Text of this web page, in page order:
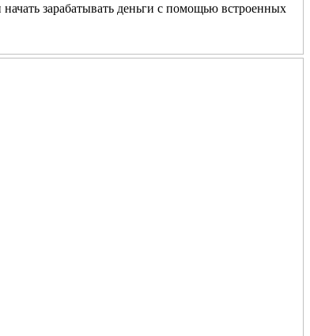
зарабатывать деньги с помощью встроенных